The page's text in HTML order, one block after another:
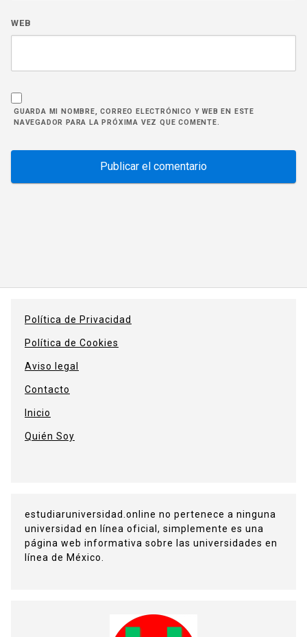
WEB
GUARDA MI NOMBRE, CORREO ELECTRÓNICO Y WEB EN ESTE
NAVEGADOR PARA LA PRÓXIMA VEZ QUE COMENTE.
Política de Privacidad
Política de Cookies
Aviso legal
Contacto
Inicio
Quién Soy
estudiaruniversidad.online no pertenece a ninguna
universidad en línea oficial, simplemente es una
página web informativa sobre las universidades en
línea de México.